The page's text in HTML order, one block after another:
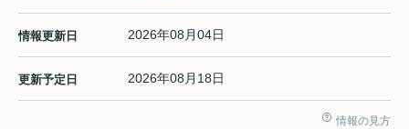
情報更新日 2026年08月04日
更新予定日 2026年08月18日
情報の見方